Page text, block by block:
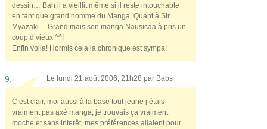
dessin… Bah il a vieillit même si il reste intouchable
en tant que grand homme du Manga. Quant à Sir
Myazaki… Grand mais son manga Nausicaa à pris un
coup d’vieux ^^!
Enfin voila! Hormis cela la chronique est sympa!
9. Le lundi 21 août 2006, 21h28 par Babs
C’est clair, moi aussi à la base tout jeune j’étais
vraiment pas axé manga, je trouvais ça vraiment
moche et sans interêt, mes préférences allaient pour